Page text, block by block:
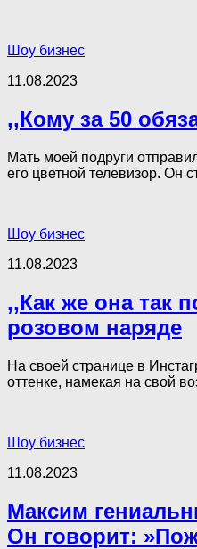
Шоу бизнес
11.08.2023
,,Кому за 50
Мать моей подруги
его цветной телевизор. Он
Шоу бизнес
11.08.2023
,,Как же она так
розовом наряде
На своей странице в
оттенке, намекая на свой
Шоу бизнес
11.08.2023
Максим
Он говорит: